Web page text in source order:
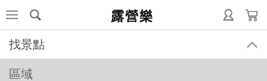
露營樂
找景點
區域